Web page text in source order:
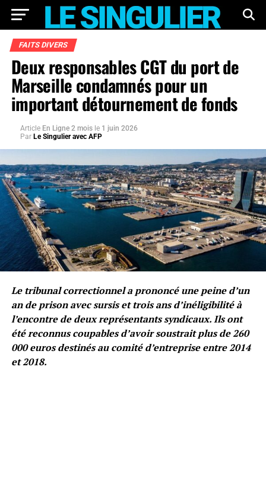
FAITS DIVERS
Deux responsables CGT du port de
Marseille condamnés pour un
important détournement de fonds
Article En Ligne 2 mois le 1 juin 2026
Par Le Singulier avec AFP
Le tribunal correctionnel a prononcé une peine d’un
an de prison avec sursis et trois ans d’inéligibilité à
l’encontre de deux représentants syndicaux. Ils ont
été reconnus coupables d’avoir soustrait plus de 260
000 euros destinés au comité d’entreprise entre 2014
et 2018.